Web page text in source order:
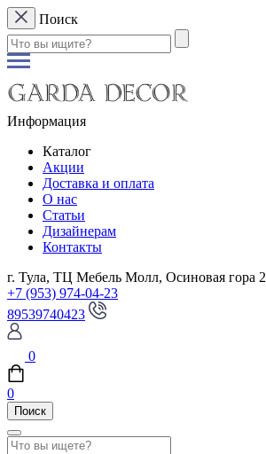
Поиск
Информация
Каталог
Акции
Доставка и оплата
О нас
Статьи
Дизайнерам
Контакты
г. Тула, ТЦ Мебель Молл, Осиновая гора 2
+7 (953) 974-04-23
89539740423
0
0
Поиск